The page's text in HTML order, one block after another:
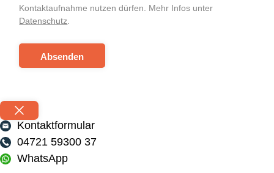
Kontaktaufnahme nutzen dürfen. Mehr Infos unter
Datenschutz.
Absenden
Kontaktformular
04721 59300 37
WhatsApp